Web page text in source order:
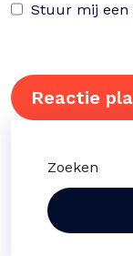
Stuur mij een
Zoeken